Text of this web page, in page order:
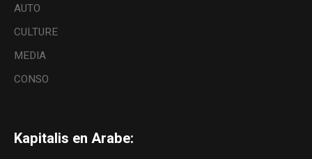
AUTO
CULTURE
MEDIA
CONSO
Kapitalis en Arabe: